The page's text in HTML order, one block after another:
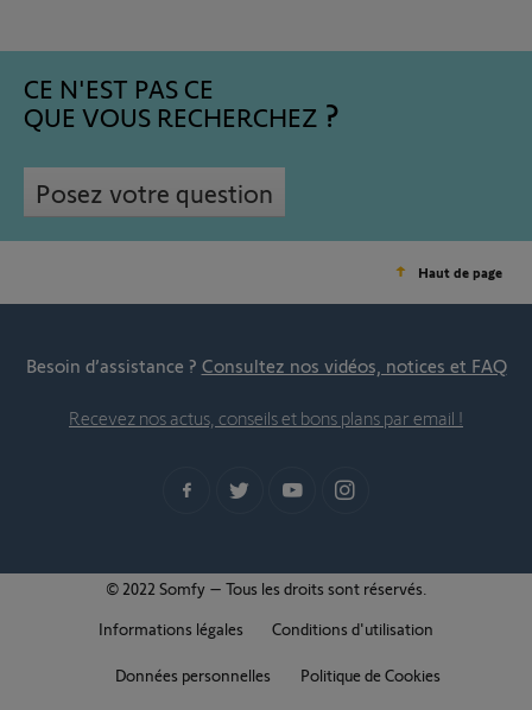
CE N'EST PAS CE
QUE VOUS RECHERCHEZ
Posez votre question
Haut de page
Besoin d’assistance ? Consultez nos vidéos, notices et FAQ
Recevez nos actus, conseils et bons plans par email !
© 2022 Somfy – Tous les droits sont réservés.
Informations légales
Conditions d'utilisation
Données personnelles Politique de Cookies